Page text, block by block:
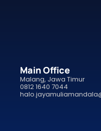
Main Office
Malang, Jawa Timur
0812 1640 7044